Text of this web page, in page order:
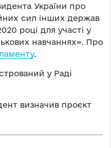
України про
сил інших держав
році для участі у
навчаннях». Про
.
у Раді
визначив проєкт